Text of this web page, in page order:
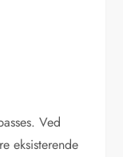
Ved
eksisterende